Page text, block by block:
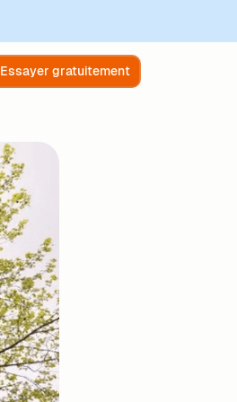
Essayer gratuitement